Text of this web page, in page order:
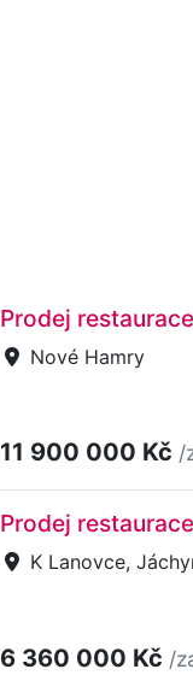
Prodej
Nové Hamry
11 900 000 Kč /
Prodej
K Lanovce,
6 360 000 Kč /